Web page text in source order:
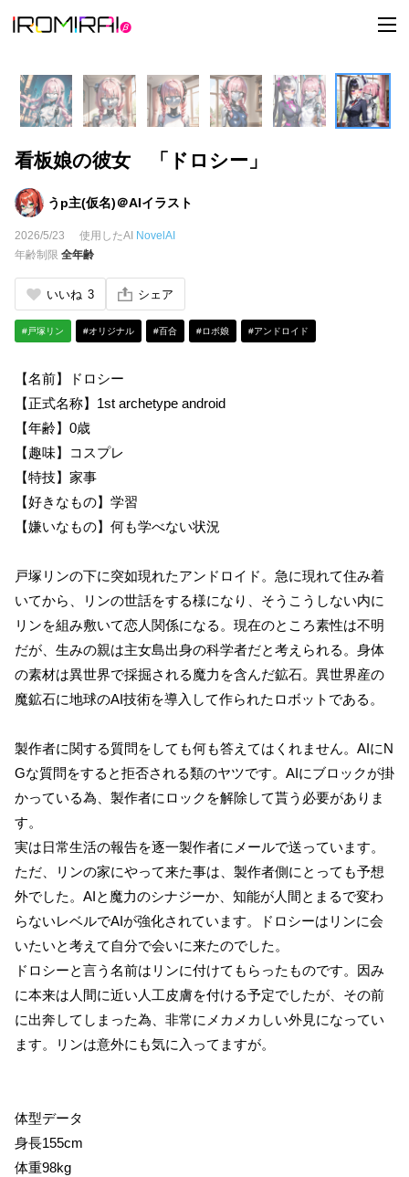
t
o
l
e
n
a
v
看板娘の彼女 「ドロシー」
うp主(仮名)＠AIイラスト
2026/5/23 使用したAI NovelAI
年齢制限 全年齢
いいね 3 シェア
#戸塚リン #オリジナル #百合 #ロボ娘 #アンドロイド
【名前】ドロシー
【正式名称】1st archetype android
【年齢】0歳
【趣味】コスプレ
【特技】家事
【好きなもの】学習
【嫌いなもの】何も学べない状況
戸塚リンの下に突如現れたアンドロイド。急に現れて住み着
いてから、リンの世話をする様になり、そうこうしない内に
リンを組み敷いて恋人関係になる。現在のところ素性は不明
だが、生みの親は主女島出身の科学者だと考えられる。身体
の素材は異世界で採掘される魔力を含んだ鉱石。異世界産の
魔鉱石に地球のAI技術を導入して作られたロボットである。
製作者に関する質問をしても何も答えてはくれません。AIにN
Gな質問をすると拒否される類のヤツです。AIにブロックが掛
かっている為、製作者にロックを解除して貰う必要がありま
す。
実は日常生活の報告を逐一製作者にメールで送っています。
ただ、リンの家にやって来た事は、製作者側にとっても予想
外でした。AIと魔力のシナジーか、知能が人間とまるで変わ
らないレベルでAIが強化されています。ドロシーはリンに会
いたいと考えて自分で会いに来たのでした。
ドロシーと言う名前はリンに付けてもらったものです。因み
に本来は人間に近い人工皮膚を付ける予定でしたが、その前
に出奔してしまった為、非常にメカメカしい外見になってい
ます。リンは意外にも気に入ってますが。
体型データ
身長155cm
体重98kg